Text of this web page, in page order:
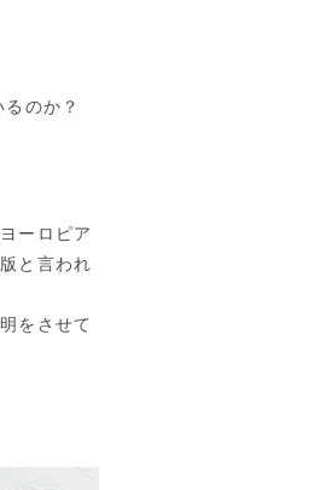
のか？
ーロピア
と言われ
をさせて